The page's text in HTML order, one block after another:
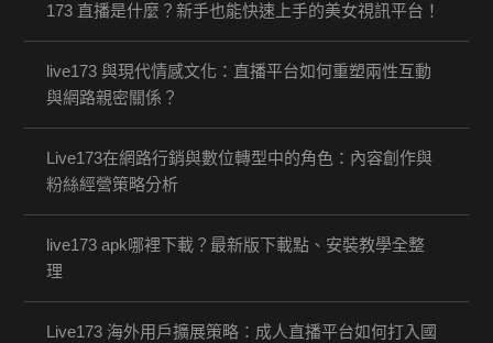
173 直播是什麼？新手也能快速上手的美女視訊平台！
live173 與現代情感文化：直播平台如何重塑兩性互動
與網路親密關係？
Live173在網路行銷與數位轉型中的角色：內容創作與
粉絲經營策略分析
live173 apk哪裡下載？最新版下載點、安裝教學全整
理
Live173 海外用戶擴展策略：成人直播平台如何打入國